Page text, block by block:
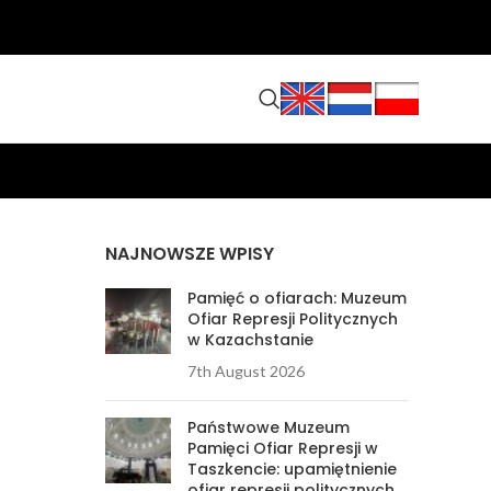
NAJNOWSZE WPISY
Pamięć o ofiarach: Muzeum
Ofiar Represji Politycznych
w Kazachstanie
7th August 2026
Państwowe Muzeum
Pamięci Ofiar Represji w
Taszkencie: upamiętnienie